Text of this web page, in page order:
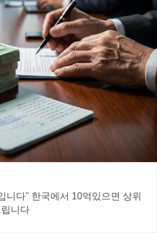
니다" 한국에서 10억있으면 상위
니다